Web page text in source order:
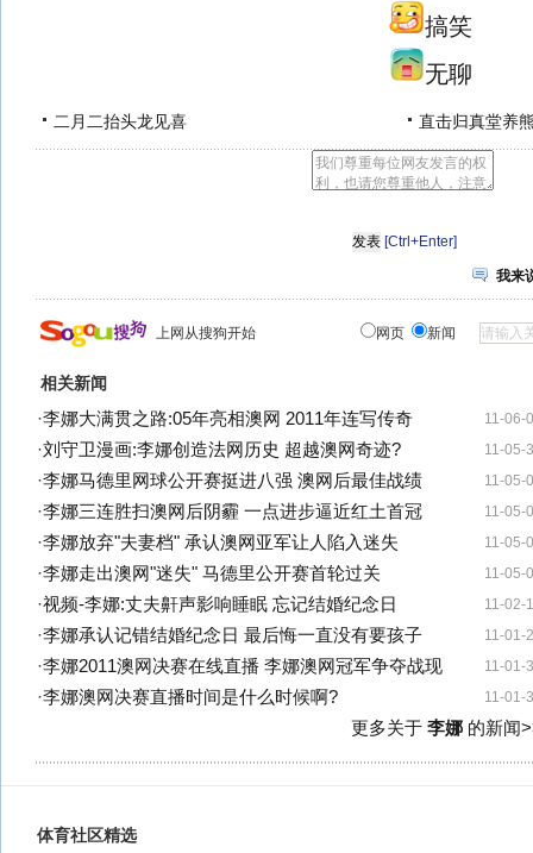
搞笑
无聊
二月二抬头龙见喜 直击归真堂养
[Ctrl+Enter]
我来
上网从搜狗开始 网页 新闻
相关新闻
11-06-
·李娜大满贯之路:05年亮相澳网 2011年连写传奇
11-05-
·刘守卫漫画:李娜创造法网历史 超越澳网奇迹?
11-05-
·李娜马德里网球公开赛挺进八强 澳网后最佳战绩
11-05-
·李娜三连胜扫澳网后阴霾 一点进步逼近红土首冠
11-05-
·李娜放弃"夫妻档" 承认澳网亚军让人陷入迷失
11-05-
·李娜走出澳网"迷失" 马德里公开赛首轮过关
11-02-
·视频-李娜:丈夫鼾声影响睡眠 忘记结婚纪念日
11-01-
·李娜承认记错结婚纪念日 最后悔一直没有要孩子
11-01-
·李娜2011澳网决赛在线直播 李娜澳网冠军争夺战现
11-01-
·李娜澳网决赛直播时间是什么时候啊?
更多关于 李娜的新闻
体育社区精选